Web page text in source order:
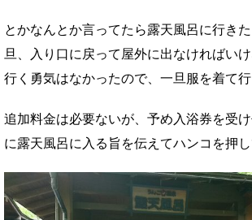
とかなんとか言ってたら露天風呂に行き
旦、入り口に戻って屋外に出なければい
行く勇気はなかったので、一旦服を着て行
追加料金は必要ないが、予め入浴券を受
に露天風呂に入る旨を伝えてハンコを押し